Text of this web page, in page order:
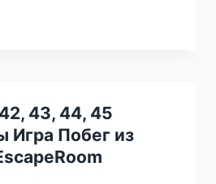
43, 44, 45
Игра Побег из